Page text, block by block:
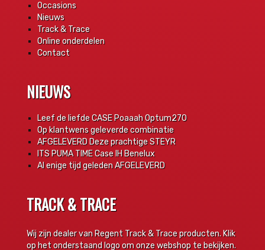
Occasions
Nieuws
Track & Trace
Online onderdelen
Contact
NIEUWS
Leef de liefde CASE Poaaah Optum270
Op klantwens geleverde combinatie
AFGELEVERD Deze prachtige STEYR
ITS PUMA TIME Case IH Benelux
Al enige tijd geleden AFGELEVERD
TRACK & TRACE
Wij zijn dealer van Regent Track & Trace producten. Klik
op het onderstaand logo om onze webshop te bekijken.